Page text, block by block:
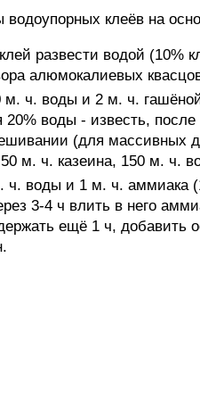
клеёв на
развести водой (10%
алюмокалиевых
м. ч. воды и 2 м. ч.
воды - известь, после
(для массивных
м. ч. казеина, 150 м. ч.
ч. воды и 1 м. ч. аммиака
3-4 ч влить в него
ещё 1 ч, добавить